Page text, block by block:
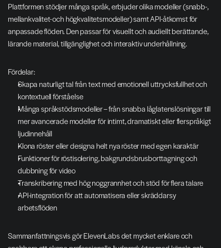
Plattformen stödjer många språk, erbjuder olika modeller (snabb-,
mellankvalitet- och högkvalitetsmodeller) samt API-åtkomst för
anpassade flöden. Den passar för visuellt och audiellt berättande,
lärande material, tillgänglighet och interaktiv underhållning.
Fördelar:
Skapa naturligt tal från text med emotionell uttrycksfullhet och
kontextuell förståelse
Många språkstödsmodeller – från snabba låglatenslösningar till
mer avancerade modeller för intimt, dramatiskt eller flerspråkigt
ljudinnehåll
Klona röster eller designa helt nya röster med egen karaktär
Funktioner för röstisolering, bakgrundsbrusborttagning och
dubbning för video
Transkribering med hög noggrannhet och stöd för flera talare
API-integration för att automatisera eller skräddarsy
arbetsflöden
Sammanfattningsvis gör ElevenLabs det mycket enklare och